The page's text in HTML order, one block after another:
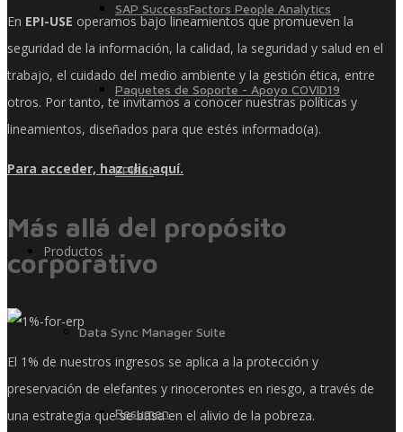
SAP SuccessFactors People Analytics
Paquetes de Soporte - Apoyo COVID19
EPIBot
Productos
Data Sync Manager Suite
Resumen
En EPI-USE operamos bajo lineamientos que promueven la
seguridad de la información, la calidad, la seguridad y salud en el
trabajo, el cuidado del medio ambiente y la gestión ética, entre
otros. Por tanto, te invitamos a conocer nuestras políticas y
lineamientos, diseñados para que estés informado(a).
Para acceder, haz clic aquí.
Más allá del propósito
corporativo
El 1% de nuestros ingresos se aplica a la protección y
preservación de elefantes y rinocerontes en riesgo, a través de
una estrategia que se basa en el alivio de la pobreza.